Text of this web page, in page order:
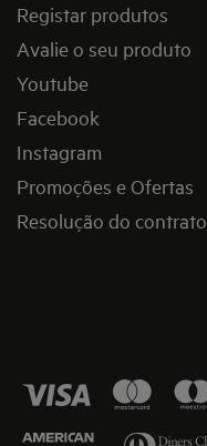
Registar produtos
Avalie o seu produto
Youtube
Facebook
Instagram
Promoções e Ofertas
Resolução do contrato